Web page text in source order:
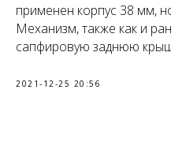
применен корпус 38 мм,
Механизм, также как и
сапфировую заднюю
2021-12-25 20:56